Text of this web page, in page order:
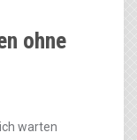
ohne
warten